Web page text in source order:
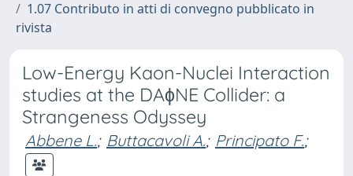
1.07 Contributo in atti di convegno pubblicato in
rivista
Low-Energy Kaon-Nuclei Interaction
studies at the DAϕNE Collider: a
Strangeness Odyssey
Abbene L.; Buttacavoli A.; Principato F.;